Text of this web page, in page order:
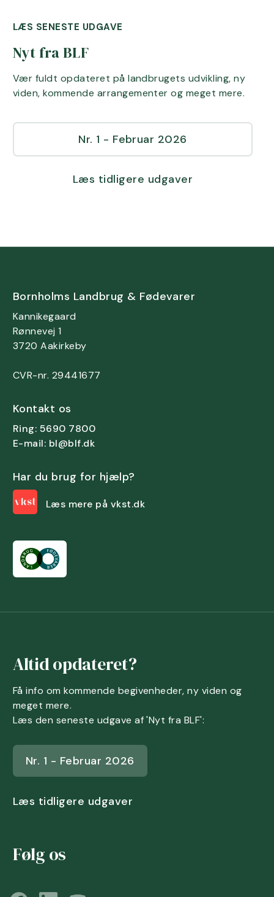
LÆS SENESTE UDGAVE
Nyt fra BLF
Vær fuldt opdateret på landbrugets udvikling, ny
viden, kommende arrangementer og meget mere.
Nr. 1 - Februar 2026
Læs tidligere udgaver
Bornholms Landbrug & Fødevarer
Kannikegaard
Rønnevej 1
3720 Aakirkeby
CVR-nr. 29441677
Kontakt os
Ring: 5690 7800
E-mail: bl@blf.dk
Har du brug for hjælp?
Læs mere på vkst.dk
Altid opdateret?
Få info om kommende begivenheder, ny viden og
meget mere.
Læs den seneste udgave af 'Nyt fra BLF':
Nr. 1 - Februar 2026
Læs tidligere udgaver
Følg os